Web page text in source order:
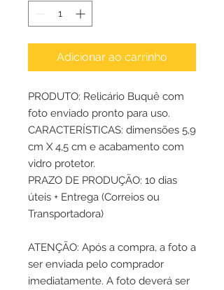
Adicionar ao carrinho
PRODUTO: Relicário Buquê com
foto enviado pronto para uso.
CARACTERÍSTICAS: dimensões 5,9
cm X 4,5 cm e acabamento com
vidro protetor.
PRAZO DE PRODUÇÃO: 10 dias
úteis + Entrega (Correios ou
Transportadora)
ATENÇÃO: Após a compra, a foto a
ser enviada pelo comprador
imediatamente. A foto deverá ser